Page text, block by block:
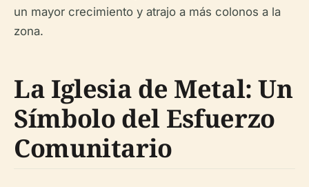
un mayor crecimiento y atrajo a más colonos a la
zona.
La Iglesia de Metal: Un
Símbolo del Esfuerzo
Comunitario